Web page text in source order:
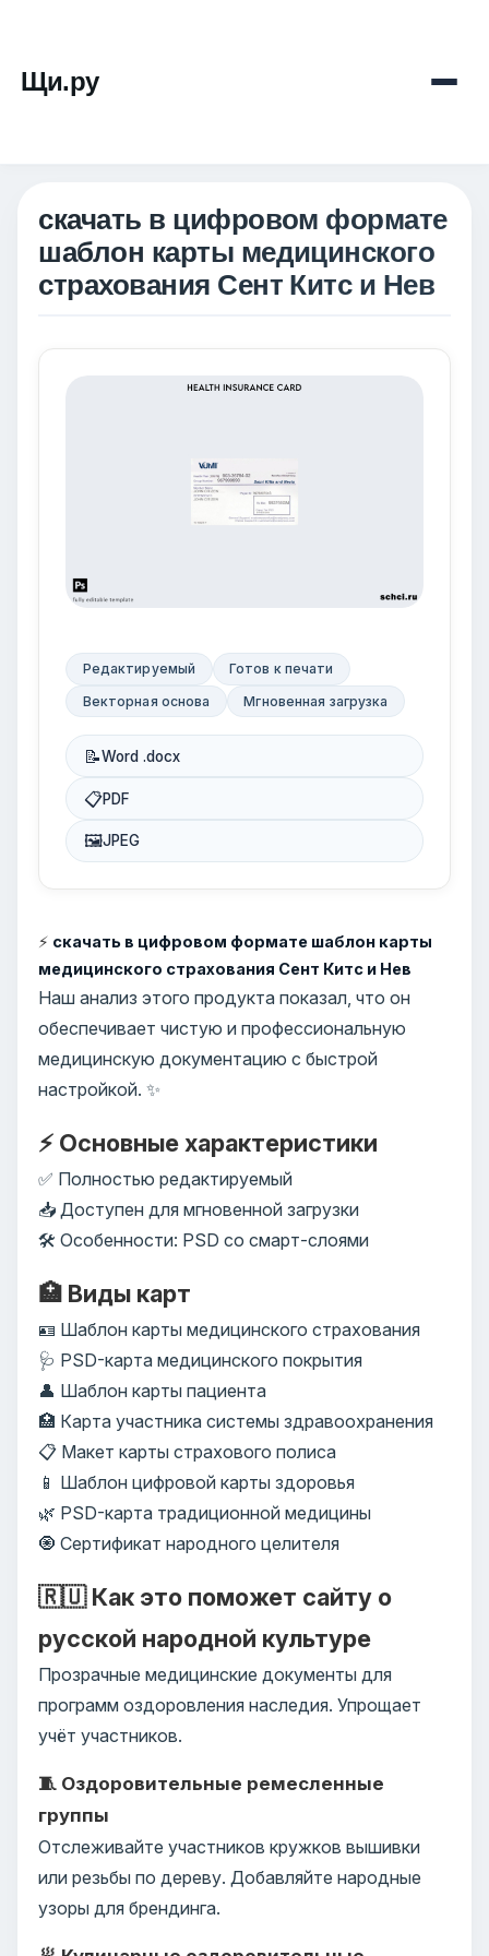
Щи.ру
скачать в цифровом формате
шаблон карты медицинского
страхования Сент Китс и Нев
Редактируемый
Готов к печати
Векторная основа
Мгновенная загрузка
📝Word .docx
📋PDF
🖼JPEG
⚡ скачать в цифровом формате шаблон карты
медицинского страхования Сент Китс и Нев
Наш анализ этого продукта показал, что он
обеспечивает чистую и профессиональную
медицинскую документацию с быстрой
настройкой. ✨
⚡ Основные характеристики
✅ Полностью редактируемый
📥 Доступен для мгновенной загрузки
🛠️ Особенности: PSD со смарт-слоями
🏥 Виды карт
🪪 Шаблон карты медицинского страхования
🩺 PSD-карта медицинского покрытия
👤 Шаблон карты пациента
🏥 Карта участника системы здравоохранения
📋 Макет карты страхового полиса
📱 Шаблон цифровой карты здоровья
🌿 PSD-карта традиционной медицины
🧿 Сертификат народного целителя
🇷🇺 Как это поможет сайту о
русской народной культуре
Прозрачные медицинские документы для
программ оздоровления наследия. Упрощает
учёт участников.
🧵 Оздоровительные ремесленные
группы
Отслеживайте участников кружков вышивки
или резьбы по дереву. Добавляйте народные
узоры для брендинга.